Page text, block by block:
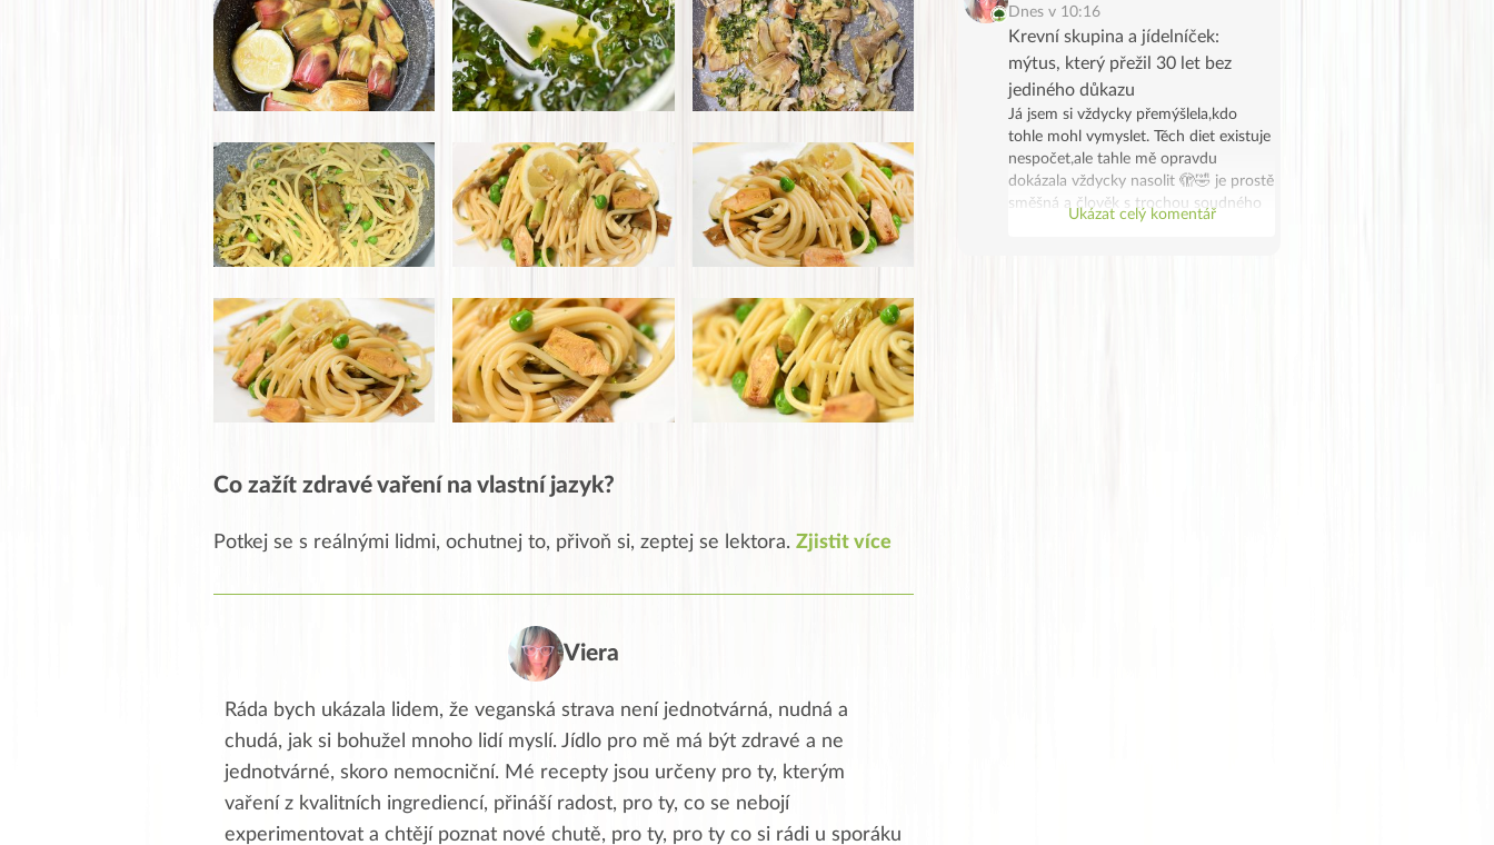
Co zažít zdravé vaření na vlastní jazyk?
Potkej se s reálnými lidmi, ochutnej to, přivoň si, zeptej se lektora. Zjistit více
Viera
Ráda bych ukázala lidem, že veganská strava není jednotvárná, nudná a
chudá, jak si bohužel mnoho lidí myslí. Jídlo pro mě má být zdravé a ne
jednotvárné, skoro nemocniční. Mé recepty jsou určeny pro ty, kterým
vaření z kvalitních ingrediencí, přináší radost, pro ty, co se nebojí
experimentovat a chtějí poznat nové chutě, pro ty, pro ty co si rádi u sporáku
Dnes v 10:16
Krevní skupina a jídelníček:
mýtus, který přežil 30 let bez
jediného důkazu
Já jsem si vždycky přemýšlela,kdo
tohle mohl vymyslet. Těch diet existuje
nespočet,ale tahle mě opravdu
dokázala vždycky nasolit 🫣🤣 je prostě
směšná a člověk s trochou soudného
rozumu tomu nemůže věřit. Tvoje
Ukázat celý komentář